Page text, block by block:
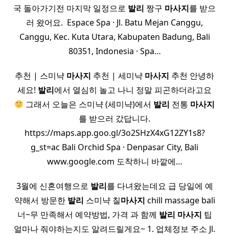
국 돌아가기전 마지막 일정으로 발리 짱구 마사지를 받으
러 왔어요. ​ Espace Spa · Jl. Batu Mejan Canggu,
Canggu, Kec. Kuta Utara, Kabupaten Badung, Bali
80351, Indonesia · Spa…
추천 | 스미냑 마사지 추천 | 세미냑 마사지 추천 안녕하
세요! 발리에서 열심히 놀고 나니 정말 피곤하더라고요
그래서 오늘은 스미냑 (세미냑)에서 발리 전통 마사지
를 받으러 갔답니다.
https://maps.app.goo.gl/3o2SHzX4xG12ZY1s8?
g_st=ac Bali Orchid Spa · Denpasar City, Bali
www.google.com 도착하니 바깥에…
3월에 신혼여행으로 발리를 다녀왔는데요 급 당일에 예
약해서 방문한 발리 스미냑 칠마사지 chill massage bali
너~무 만족해서 예약방법, 가격 과 함께 발리 마사지 팁
얼마나 줘야하는지도 알려드릴게요~ 1. 업체정보 주소 Jl.